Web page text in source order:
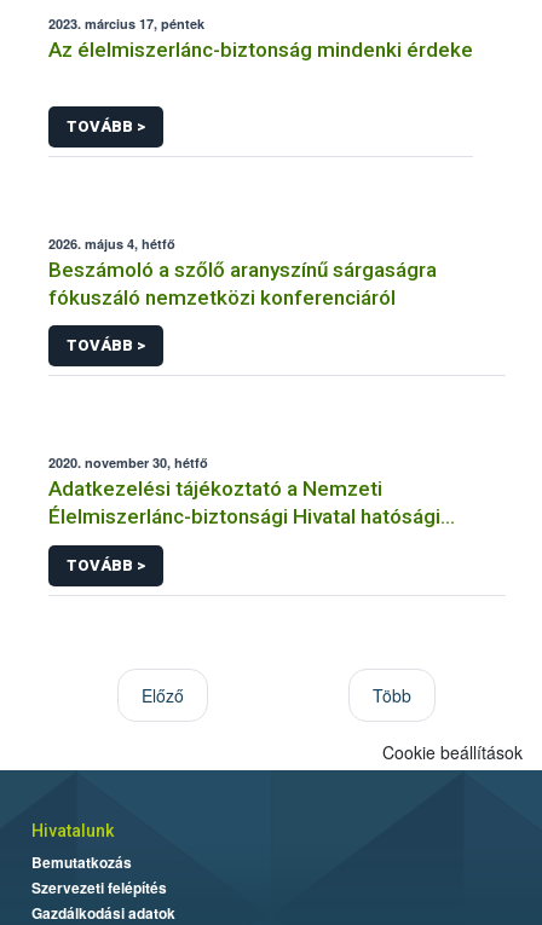
2023. március 17, péntek
Az élelmiszerlánc-biztonság mindenki érdeke
TOVÁBB >
2026. május 4, hétfő
Beszámoló a szőlő aranyszínű sárgaságra
fókuszáló nemzetközi konferenciáról
TOVÁBB >
2020. november 30, hétfő
Adatkezelési tájékoztató a Nemzeti
Élelmiszerlánc-biztonsági Hivatal hatósági
engedélyezés közhatalmi eljárásaihoz
kapcsolódó adatkezeléséhez
TOVÁBB >
Előző Több
Cookie beállítások
Hivatalunk
Bemutatkozás
Szervezeti felépítés
Gazdálkodási adatok